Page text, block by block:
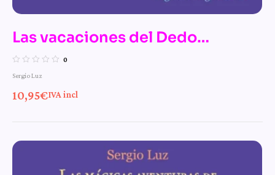
Las vacaciones del Dedo
Señalador – n.º 12 de Las mágicas
aventuras de la bruja Pamplinas
0
Sergio Luz
10,95€IVA incl